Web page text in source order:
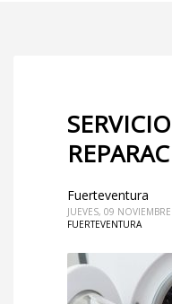
Fuerteventura
JUEVES, 09
FUERTEVENTURA